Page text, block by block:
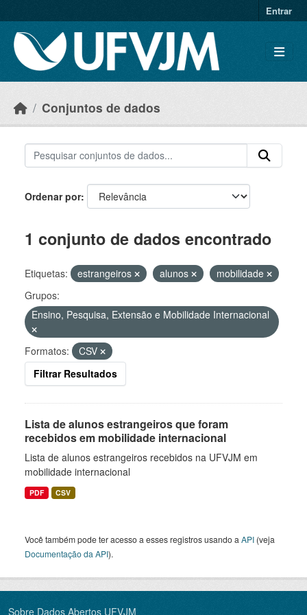
Entrar
Conjuntos de dados
Ordenar por
1 conjunto de dados encontrado
Etiquetas: estrangeiros alunos
mobilidade
Grupos:
Ensino, Pesquisa, Extensão e Mobilidade Internacional
Formatos:
CSV
Filtrar Resultados
Lista de alunos estrangeiros que foram
recebidos em mobilidade internacional
Lista de alunos estrangeiros recebidos na UFVJM em
mobilidade internacional
PDF CSV
Você também pode ter acesso a esses registros usando a API (veja
Documentação da API).
Sobre Dados Abertos UFVJM